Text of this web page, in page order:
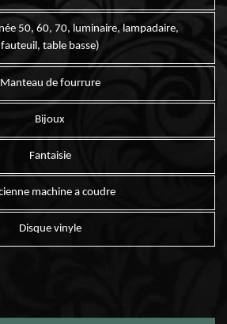
50, 60, 70, luminaire, lampadaire,
fauteuil, table basse)
Manteau de fourrure
Bijoux
Fantaisie
machine a coudre
Disque vinyle